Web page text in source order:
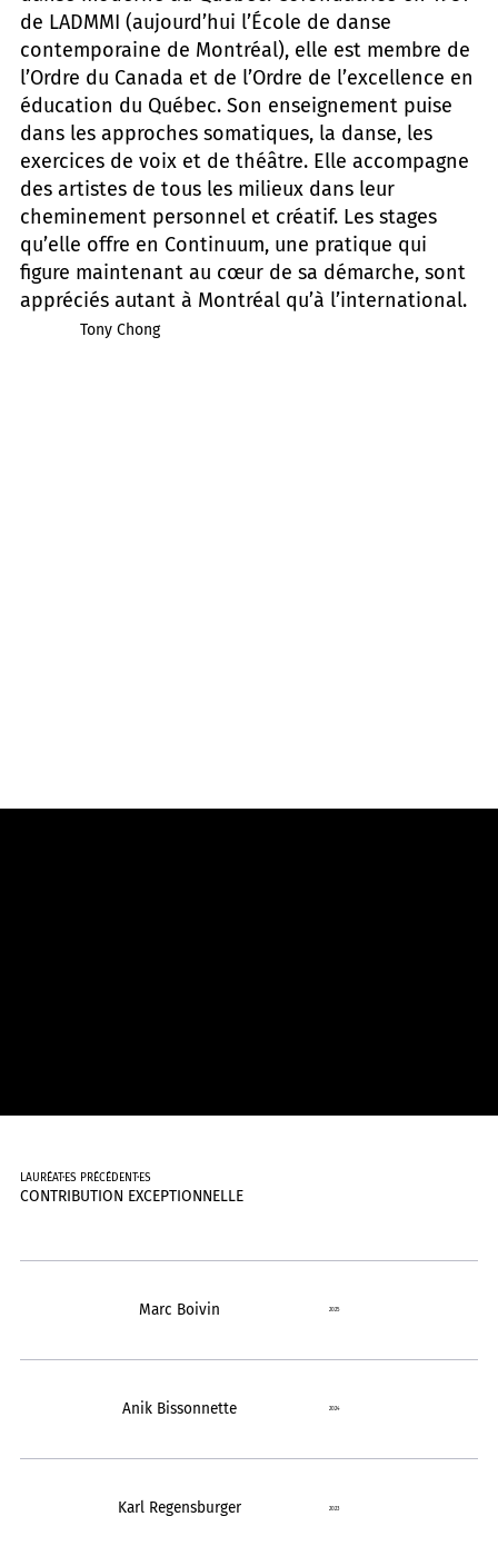
de LADMMI (aujourd’hui l’École de danse
contemporaine de Montréal), elle est membre de
l’Ordre du Canada et de l’Ordre de l’excellence en
éducation du Québec. Son enseignement puise
dans les approches somatiques, la danse, les
exercices de voix et de théâtre. Elle accompagne
des artistes de tous les milieux dans leur
cheminement personnel et créatif. Les stages
qu’elle offre en Continuum, une pratique qui
figure maintenant au cœur de sa démarche, sont
appréciés autant à Montréal qu’à l’international.
Tony Chong
LAURÉAT·ES PRÉCÉDENT·ES
CONTRIBUTION EXCEPTIONNELLE
Marc Boivin 2025
Anik Bissonnette 2024
Karl Regensburger 2023